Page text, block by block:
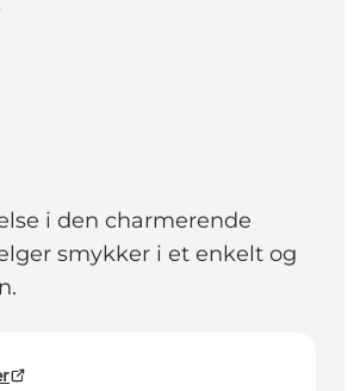
i den charmerende
smykker i et enkelt og